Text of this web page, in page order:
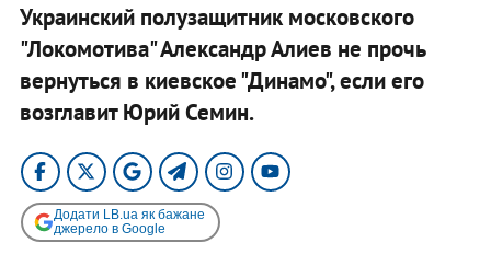
Украинский полузащитник московского
"Локомотива" Александр Алиев не прочь
вернуться в киевское "Динамо", если его
возглавит Юрий Семин.​
Додати LB.ua як бажане
джерело в Google